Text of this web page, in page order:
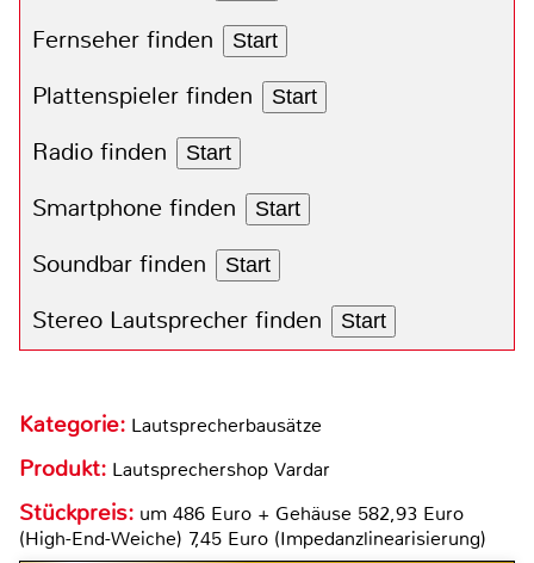
Fernseher finden Start
Plattenspieler finden Start
Radio finden Start
Smartphone finden Start
Soundbar finden Start
Stereo Lautsprecher finden Start
Kategorie: Lautsprecherbausätze
Produkt: Lautsprechershop Vardar
Stückpreis: um 486 Euro + Gehäuse 582,93 Euro
(High-End-Weiche) 7,45 Euro (Impedanzlinearisierung)